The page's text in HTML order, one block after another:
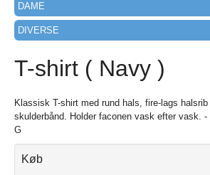
DAME
DIVERSE
T-shirt ( Navy )
Klassisk T-shirt med rund hals, fire-lags
skulderbånd. Holder faconen vask efter vask.
G
Køb